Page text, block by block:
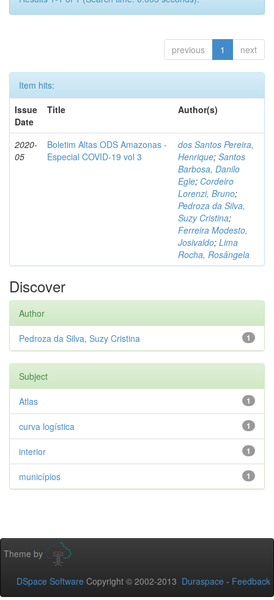
previous 1 next
Item hits:
Issue
Date
Title Author(s)
2020-
05
Boletim Altas ODS Amazonas -
Especial COVID-19 vol 3
dos Santos Pereira,
Henrique; Santos
Barbosa, Danilo
Egle; Cordeiro
Lorenzi, Bruno;
Pedroza da Silva,
Suzy Cristina;
Ferreira Modesto,
Josivaldo; Lima
Rocha, Rosângela
Discover
Author
1
Pedroza da Silva, Suzy Cristina
Subject
1
Atlas
1
curva logística
1
interior
1
municípios
Theme by
DSpace Software Copyright © 2002-2013 Duraspace - Feedback